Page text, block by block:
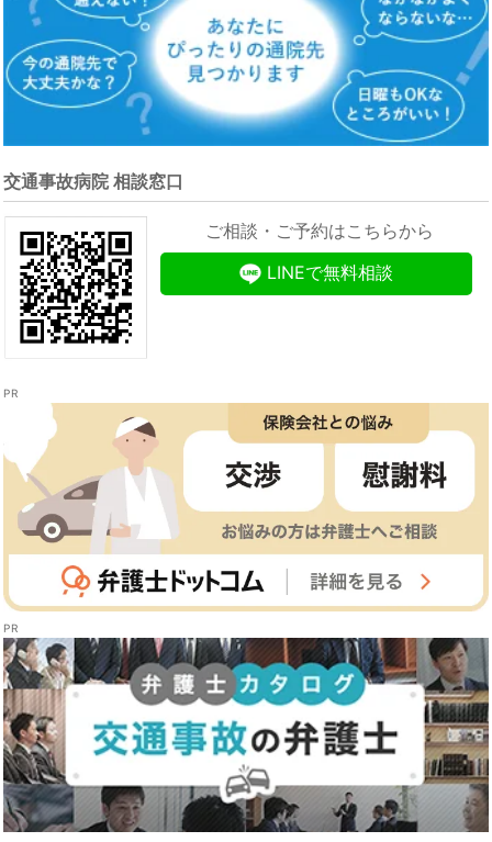
交通事故病院 相談窓口
ご相談・ご予約はこちらから
LINEで無料相談